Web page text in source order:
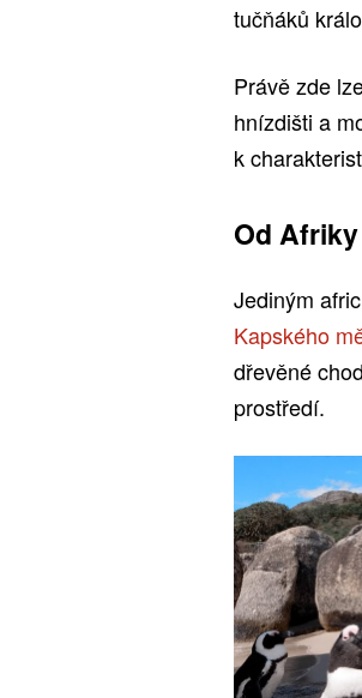
tučňáků
Právě zde
hnízdišti a
k
Od
Jediným
Kapského
dřevěné
prostředí.